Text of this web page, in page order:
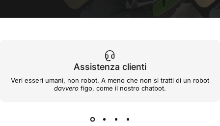
Assistenza clienti
Veri esseri umani, non robot. A meno che non si tratti di un robot
davvero figo, come il nostro chatbot.